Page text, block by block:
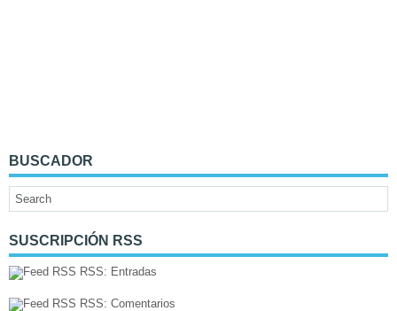
BUSCADOR
SUSCRIPCIÓN RSS
RSS: Entradas
RSS: Comentarios